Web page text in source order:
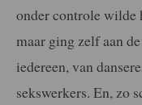
onder controle wilde
maar ging zelf aan
iedereen, van
sekswerkers. En, zo